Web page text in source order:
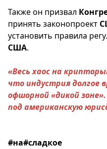
Также он призвал
принять законопроект
установить правила
США.
«Весь хаос на
что индустрия долгое
офшорной «дикой
под американскую
#на#сладкое